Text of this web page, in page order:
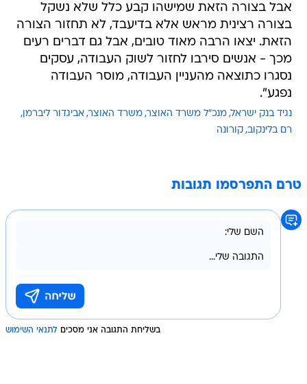
הזאת. יצאו הרבה מאוד טובים, אבל גם דברים רעים
מכך - אנשים סירבו לחזור לשוק העבודה, עסקים
נסגרו כתוצאה מהעניין העבודה, מוסר העבודה
נפגע".
נגיד בנק ישראל מנכ"ל משרד האוצר משרד האוצר
אביגדור ליברמן
רם בלינקוב
בשליחת התגובה אני מסכים לתנאי השימוש